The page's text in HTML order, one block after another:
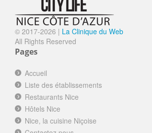
LA PETITE MAISON
Nice le Vieux Nice
LA MERENDA
Nice le Vieux Nice
Nice le Vieux Nice
WESTMINSTER HÔTEL&SPA
****
Nice la Promenade des Anglais
LA RÉSERVE DE NICE
© 2017-2026 | La Clinique du Web
All Rights Reserved
Pages
Accueil
Liste des établissements
Restaurants Nice
Hôtels Nice
Nice, la cuisine Niçoise